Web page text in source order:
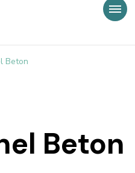
Precast
Beton
Beton